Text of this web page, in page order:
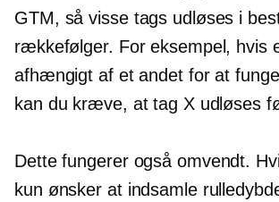
GTM, så visse tags udløses i
rækkefølger. For eksempel, hvis
afhængigt af et andet for at
kan du kræve, at tag X udløses
Dette fungerer også omvendt.
kun ønsker at indsamle